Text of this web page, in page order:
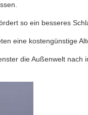
so ein besseres
eine kostengünstige
die Außenwelt